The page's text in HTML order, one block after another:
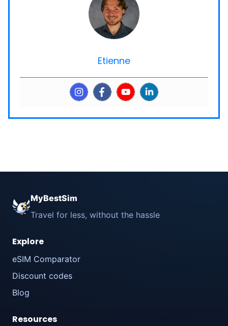
Etienne
MyBestSim
Travel for less, without the hassle
Explore
eSIM Comparator
Discount codes
Blog
Resources